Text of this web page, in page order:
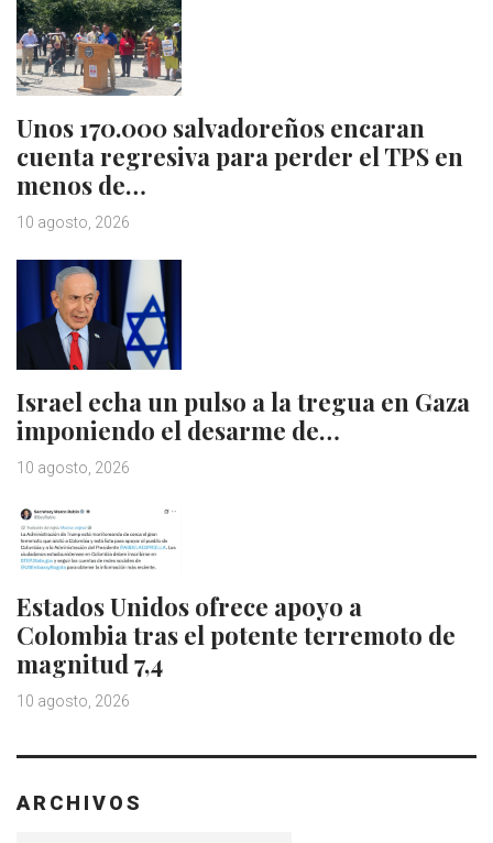
Unos 170.000 salvadoreños encaran
cuenta regresiva para perder el TPS en
menos de…
10 agosto, 2026
Israel echa un pulso a la tregua en Gaza
imponiendo el desarme de…
10 agosto, 2026
Estados Unidos ofrece apoyo a
Colombia tras el potente terremoto de
magnitud 7,4
10 agosto, 2026
ARCHIVOS